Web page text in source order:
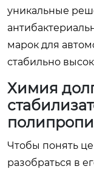
уникальные
марок для
стабильно
Химия
Чтобы понять
разобраться в